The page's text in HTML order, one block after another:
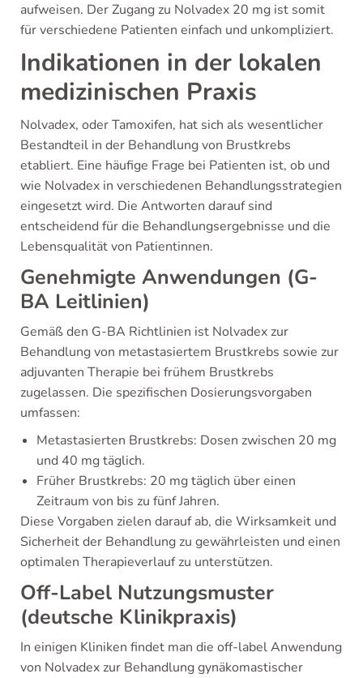
aufweisen. Der Zugang zu Nolvadex 20 mg ist somit
für verschiedene Patienten einfach und unkompliziert.
Indikationen in der lokalen
medizinischen Praxis
Nolvadex, oder Tamoxifen, hat sich als wesentlicher
Bestandteil in der Behandlung von Brustkrebs
etabliert. Eine häufige Frage bei Patienten ist, ob und
wie Nolvadex in verschiedenen Behandlungsstrategien
eingesetzt wird. Die Antworten darauf sind
entscheidend für die Behandlungsergebnisse und die
Lebensqualität von Patientinnen.
Genehmigte Anwendungen (G-
BA Leitlinien)
Gemäß den G-BA Richtlinien ist Nolvadex zur
Behandlung von metastasiertem Brustkrebs sowie zur
adjuvanten Therapie bei frühem Brustkrebs
zugelassen. Die spezifischen Dosierungsvorgaben
umfassen:
Metastasierten Brustkrebs: Dosen zwischen 20 mg
und 40 mg täglich.
Früher Brustkrebs: 20 mg täglich über einen
Zeitraum von bis zu fünf Jahren.
Diese Vorgaben zielen darauf ab, die Wirksamkeit und
Sicherheit der Behandlung zu gewährleisten und einen
optimalen Therapieverlauf zu unterstützen.
Off-Label Nutzungsmuster
(deutsche Klinikpraxis)
In einigen Kliniken findet man die off-label Anwendung
von Nolvadex zur Behandlung gynäkomastischer